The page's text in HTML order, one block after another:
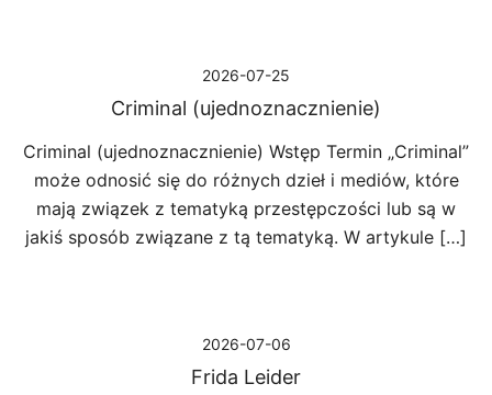
2026-07-25
Criminal (ujednoznacznienie)
Criminal (ujednoznacznienie) Wstęp Termin „Criminal”
może odnosić się do różnych dzieł i mediów, które
mają związek z tematyką przestępczości lub są w
jakiś sposób związane z tą tematyką. W artykule […]
2026-07-06
Frida Leider